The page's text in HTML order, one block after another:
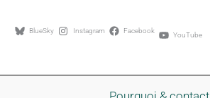
BlueSky Instagram Facebook YouTube